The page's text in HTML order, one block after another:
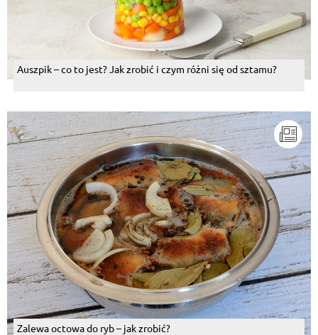
Auszpik – co to jest? Jak zrobić i czym różni się od sztamu?
Zalewa octowa do ryb – jak zrobić?